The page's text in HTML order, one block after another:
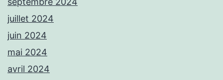
juillet 2024
juin 2024
mai 2024
avril 2024